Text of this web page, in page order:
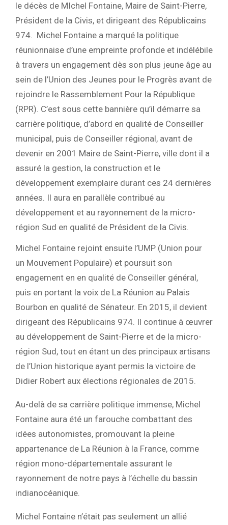
le décès de MIchel Fontaine, Maire de Saint-Pierre,
Président de la Civis, et dirigeant des Républicains
974. Michel Fontaine a marqué la politique
réunionnaise d’une empreinte profonde et indélébile
à travers un engagement dès son plus jeune âge au
sein de l’Union des Jeunes pour le Progrès avant de
rejoindre le Rassemblement Pour la République
(RPR). C’est sous cette bannière qu’il démarre sa
carrière politique, d’abord en qualité de Conseiller
municipal, puis de Conseiller régional, avant de
devenir en 2001 Maire de Saint-Pierre, ville dont il a
assuré la gestion, la construction et le
développement exemplaire durant ces 24 dernières
années. Il aura en parallèle contribué au
développement et au rayonnement de la micro-
région Sud en qualité de Président de la Civis.
Michel Fontaine rejoint ensuite l’UMP (Union pour
un Mouvement Populaire) et poursuit son
engagement en en qualité de Conseiller général,
puis en portant la voix de La Réunion au Palais
Bourbon en qualité de Sénateur. En 2015, il devient
dirigeant des Républicains 974. Il continue à œuvrer
au développement de Saint-Pierre et de la micro-
région Sud, tout en étant un des principaux artisans
de l’Union historique ayant permis la victoire de
Didier Robert aux élections régionales de 2015.
Au-delà de sa carrière politique immense, Michel
Fontaine aura été un farouche combattant des
idées autonomistes, promouvant la pleine
appartenance de La Réunion à la France, comme
région mono-départementale assurant le
rayonnement de notre pays à l’échelle du bassin
indianocéanique.
Michel Fontaine n’était pas seulement un allié